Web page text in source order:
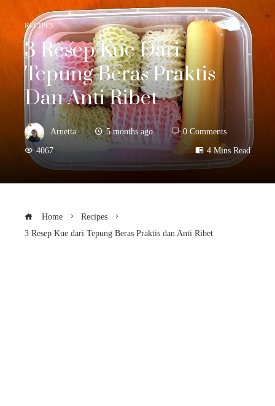
RECIPES
3 Resep Kue Dari
Tepung Beras Praktis
Dan Anti Ribet
Arnetta 5 months ago 0 Comments
4067 4 Mins Read
Home
Recipes
3 Resep Kue dari Tepung Beras Praktis dan Anti Ribet